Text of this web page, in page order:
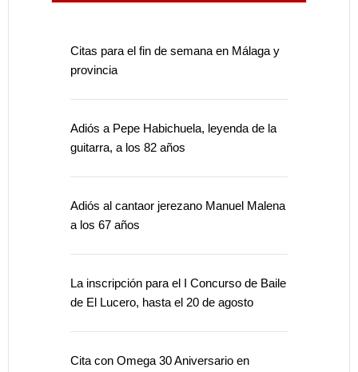
Citas para el fin de semana en Málaga y
provincia
Adiós a Pepe Habichuela, leyenda de la
guitarra, a los 82 años
Adiós al cantaor jerezano Manuel Malena
a los 67 años
La inscripción para el I Concurso de Baile
de El Lucero, hasta el 20 de agosto
Cita con Omega 30 Aniversario en